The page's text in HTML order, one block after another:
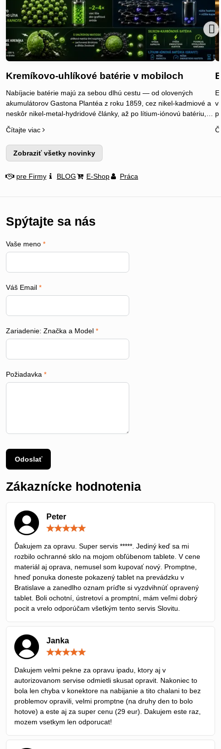
Kremíkovo-uhlíkové batérie v mobiloch
Nabíjacie batérie majú za sebou dlhú cestu — od olovených
akumulátorov Gastona Plantéa z roku 1859, cez nikel-kadmiové a
neskôr nikel-metal-hydridové články, až po lítium-iónovú batériu,
kapitolou tohto vývoja sú kremíkovo-uhlíkové (Si-C) batérie, ktoré v
roku 2026 prinášajú do mobilných telefónov výrazne väčšiu
kapacitu.
Čítajte viac
Zobraziť všetky novinky
pre Firmy BLOG E-Shop Práca
Spýtajte sa nás
Vaše meno *
Váš Email *
Zariadenie: Značka a Model *
Požiadavka *
Odoslať
Zákaznícke hodnotenia
Peter
5
Ďakujem za opravu. Super servis *****. Jediný keď sa mi
rozbilo ochranné sklo na mojom obľúbenom tablete. V cene
materiál aj oprava, nemusel som kupovať nový. Promptne,
hneď ponuka doneste pokazený tablet na prevádzku v
Bratislave a zanedlho oznam príďte si vyzdvihnúť opravený
tablet. Boli ochotní, ústretoví a promptní, mám veľmi dobrý
pocit a vrelo odporúčam všetkým tento servis Slovitu.
Janka
5
Dakujem velmi pekne za opravu ipadu, ktory aj v
autorizovanom servise odmietli skusat opravit. Nakoniec to
bola len chyba v konektore na nabijanie a tito chalani to bez
problemov opravili, velmi promptne (na druhy den to bolo
hotove) a este aj za super cenu (29 eur). Dakujem este raz,
mozem vsetkym len odporucat!